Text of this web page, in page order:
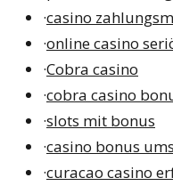
·casino
·online casino
·Cobra casino
·cobra casino
·slots mit bonus
·casino bonus
·curacao casino